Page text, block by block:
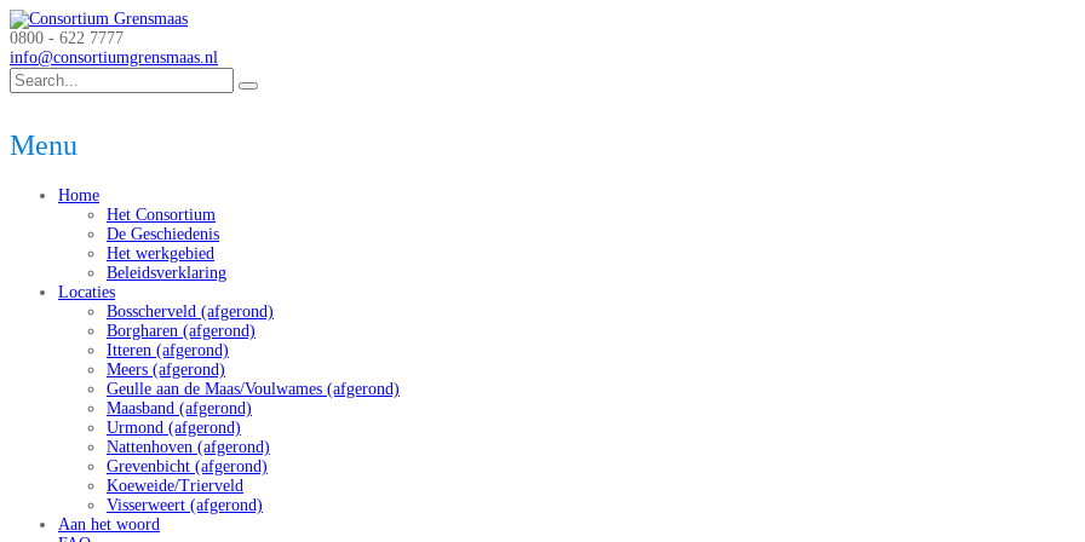
0800 - 622 7777
info@consortiumgrensmaas.nl
Menu
Home
Het Consortium
De Geschiedenis
Het werkgebied
Beleidsverklaring
Locaties
Bosscherveld (afgerond)
Borgharen (afgerond)
Itteren (afgerond)
Meers (afgerond)
Geulle aan de Maas/Voulwames (afgerond)
Maasband (afgerond)
Urmond (afgerond)
Nattenhoven (afgerond)
Grevenbicht (afgerond)
Koeweide/Trierveld
Visserweert (afgerond)
Aan het woord